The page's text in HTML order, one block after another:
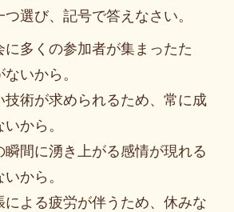
選び、記号で答えなさい。
に多くの参加者が集まったた
いから。
技術が求められるため、常に成
から。
瞬間に湧き上がる感情が現れる
から。
による疲労が伴うため、休みな